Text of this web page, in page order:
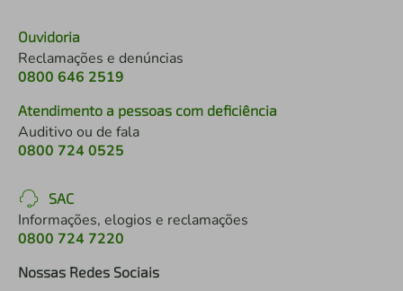
Ouvidoria
Reclamações e denúncias
0800 646 2519
Atendimento a pessoas com deficiência
Auditivo ou de fala
0800 724 0525
SAC
Informações, elogios e reclamações
0800 724 7220
Nossas Redes Sociais